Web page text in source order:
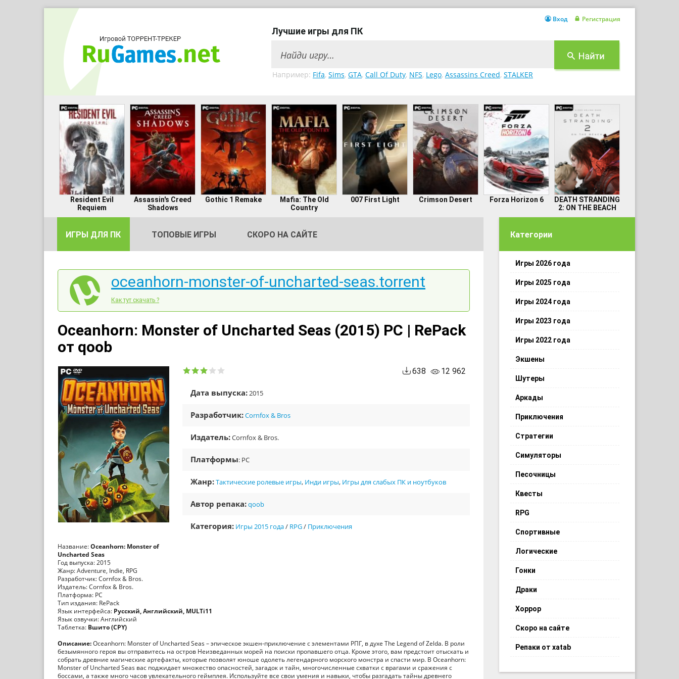
Лучшие игры для ПК
Например: Fifa, Sims, GTA, Call Of Duty, NFS, Lego, Assassins Creed, STALKER
Вход Регистрация
Resident Evil
Requiem
Assassin's Creed
Shadows
Gothic 1 Remake
Mafia: The Old
Country
007 First Light Crimson Desert Forza Horizon 6
DEATH STRANDING
2: ON THE BEACH
ИГРЫ ДЛЯ ПК ТОПОВЫЕ ИГРЫ СКОРО НА САЙТЕ
oceanhorn-monster-of-uncharted-seas.torrent
Как тут скачать ?
Oceanhorn: Monster of Uncharted Seas (2015) PC | RePack
от qoob
12 962
638
Дата выпуска:2015
Разработчик:Cornfox & Bros
Издатель:Cornfox & Bros.
Платформы: PC
Жанр:Тактические ролевые игры, Инди игры, Игры для слабых ПК и ноутбуков
Автор репака:qoob
Категория: Игры 2015 года/ RPG/ Приключения
Название:Oceanhorn: Monster of
Uncharted Seas
Год выпуска: 2015
Жанр: Adventure, Indie, RPG
Разработчик: Cornfox & Bros.
Издатель: Cornfox & Bros.
Платформа: PC
Тип издания: RePack
Язык интерфейса: Русский, Английский, MULTi11
Язык озвучки: Английский
Таблетка: Вшито (CPY)
Описание:Oceanhorn: Monster of Uncharted Seas – эпическое экшен-приключение с элементами РПГ, в духе The Legend of Zelda. В роли
безымянного героя вы отправитесь на остров Неизведанных морей на поиски пропавшего отца. Кроме этого, вам предстоит отыскать и
собрать древние магические артефакты, которые позволят юноше одолеть легендарного морского монстра и спасти мир. В Oceanhorn:
Monster of Uncharted Seas вас поджидает множество опасностей, загадок и тайн, многочисленные схватки с врагами и сражения с
боссами, а также много часов увлекательного геймплея. Используйте все свои умения и навыки, чтобы разгадать тайны древнего
Категории
Игры 2026 года
Игры 2025 года
Игры 2024 года
Игры 2023 года
Игры 2022 года
Экшены
Шутеры
Аркады
Приключения
Стратегии
Симуляторы
Песочницы
Квесты
RPG
Спортивные
Логические
Гонки
Драки
Хоррор
Скоро на сайте
Репаки от xatab